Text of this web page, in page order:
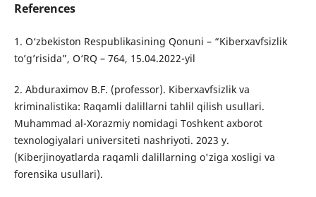
References
1. O‘zbekiston Respublikasining Qonuni – “Kiberxavfsizlik
to’g’risida”, O‘RQ – 764, 15.04.2022-yil
2. Abduraximov B.F. (professor). Kiberxavfsizlik va
kriminalistika: Raqamli dalillarni tahlil qilish usullari.
Muhammad al-Xorazmiy nomidagi Toshkent axborot
texnologiyalari universiteti nashriyoti. 2023 y.
(Kiberjinoyatlarda raqamli dalillarning o'ziga xosligi va
forensika usullari).